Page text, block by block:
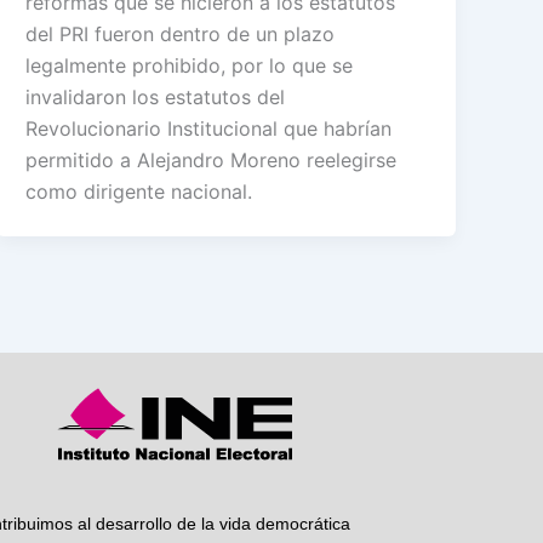
del PRI fueron dentro de un plazo
legalmente prohibido, por lo que se
invalidaron los estatutos del
Revolucionario Institucional que habrían
permitido a Alejandro Moreno reelegirse
como dirigente nacional.
al desarrollo de la vida democrática